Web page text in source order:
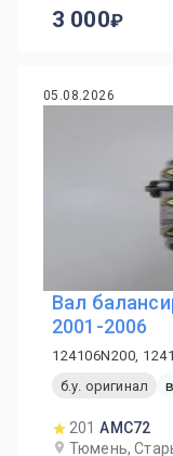
3 000
05.08.2026
Вал
2001-2006
124106N200,
б.у. оригинал
201 AMC72
Тюмень,